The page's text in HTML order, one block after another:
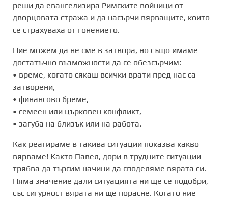
реши да евангелизира Римските войници от
дворцовата стража и да насърчи вярващите, които
се страхуваха от гонението.
Ние можем да не сме в затвора, но също имаме
достатъчно възможности да се обезсърчим:
• време, когато сякаш всички врати пред нас са
затворени,
• финансово бреме,
• семеен или църковен конфликт,
• загуба на близък или на работа.
Как реагираме в такива ситуации показва какво
вярваме! Както Павел, дори в трудните ситуации
трябва да търсим начини да споделяме вярата си.
Няма значение дали ситуацията ни ще се подобри,
със сигурност вярата ни ще порасне. Когато ние